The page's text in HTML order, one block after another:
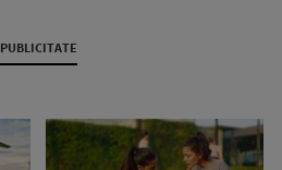
PUBLICITATE